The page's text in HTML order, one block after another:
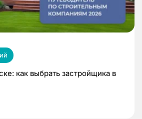
как выбрать застройщика в